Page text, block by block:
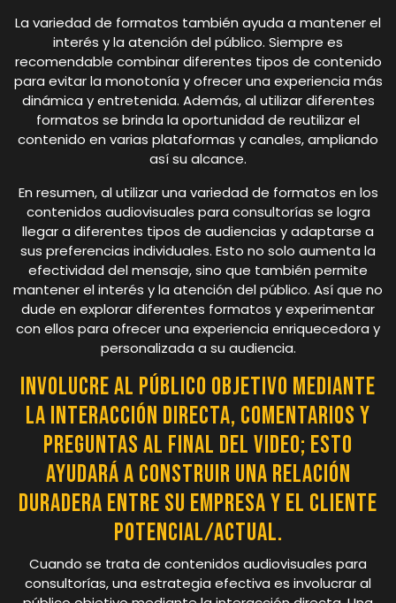
La variedad de formatos también ayuda a mantener el
interés y la atención del público. Siempre es
recomendable combinar diferentes tipos de contenido
para evitar la monotonía y ofrecer una experiencia más
dinámica y entretenida. Además, al utilizar diferentes
formatos se brinda la oportunidad de reutilizar el
contenido en varias plataformas y canales, ampliando
así su alcance.
En resumen, al utilizar una variedad de formatos en los
contenidos audiovisuales para consultorías se logra
llegar a diferentes tipos de audiencias y adaptarse a
sus preferencias individuales. Esto no solo aumenta la
efectividad del mensaje, sino que también permite
mantener el interés y la atención del público. Así que no
dude en explorar diferentes formatos y experimentar
con ellos para ofrecer una experiencia enriquecedora y
personalizada a su audiencia.
Involucre al público objetivo mediante
la interacción directa, comentarios y
preguntas al final del video; esto
ayudará a construir una relación
duradera entre su empresa y el cliente
potencial/actual.
Cuando se trata de contenidos audiovisuales para
consultorías, una estrategia efectiva es involucrar al